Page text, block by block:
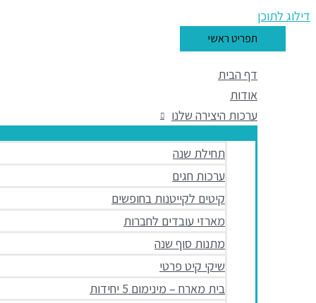
דילוג לתוכן
תפריט ראשי
דף הבית
אודות
ערכות היצירה שלנו
תחילת שנה
ערכות חגים
קיטים לקייטנות בחופשים
מארזי עובדים לחברות
מתנות סוף שנה
שיקי קיט פרטי
בית מארח – מינימום 5 יחידות